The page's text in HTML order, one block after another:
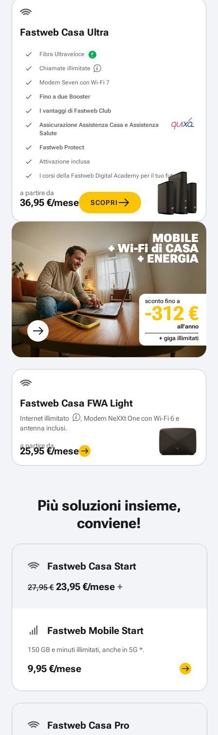
Fastweb Casa Ultra
Fibra Ultraveloce
Chiamate illimitate
Modem Seven con Wi‑Fi 7
Fino a due Booster
I vantaggi di Fastweb Club
Assicurazione Assistenza Casa e Assistenza
Salute
Fastweb Protect
Attivazione inclusa
I corsi della Fastweb Digital Academy per il tuo futuro
a partire da
36,95 €/mese SCOPRI
MOBILE
+ Wi-Fi di CASA
+ ENERGIA
sconto fino a
-312 €
all'anno
+ giga illimitati
Fastweb Casa FWA Light
Internet illimitato
, Modem NeXXt One con Wi‑Fi 6 e
antenna inclusi.
a partire da
25,95 €/mese
Più soluzioni insieme,
conviene!
Fastweb Casa Start
27,95 €23,95 €/mese+
Fastweb Mobile Start
150 GB e minuti illimitati, anche in 5G *.
9,95 €/mese
Fastweb Casa Pro